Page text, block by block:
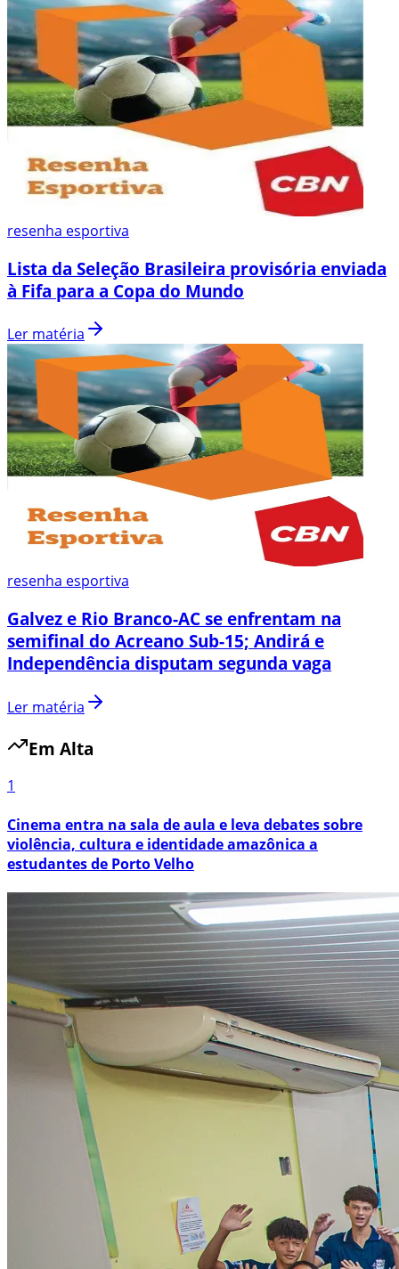
resenha esportiva
Lista da Seleção Brasileira provisória enviada
à Fifa para a Copa do Mundo
Ler matéria
resenha esportiva
Galvez e Rio Branco-AC se enfrentam na
semifinal do Acreano Sub-15; Andirá e
Independência disputam segunda vaga
Ler matéria
Em Alta
1
Cinema entra na sala de aula e leva debates sobre
violência, cultura e identidade amazônica a
estudantes de Porto Velho